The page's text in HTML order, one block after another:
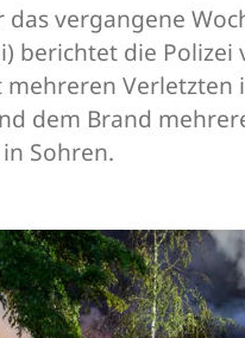
das vergangene
berichtet die Polizei
mehreren Verletzten
dem Brand
Sohren.